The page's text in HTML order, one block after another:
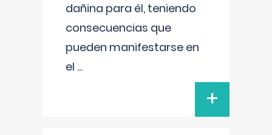
dañina para él, teniendo
consecuencias que
pueden manifestarse en
el ...
+